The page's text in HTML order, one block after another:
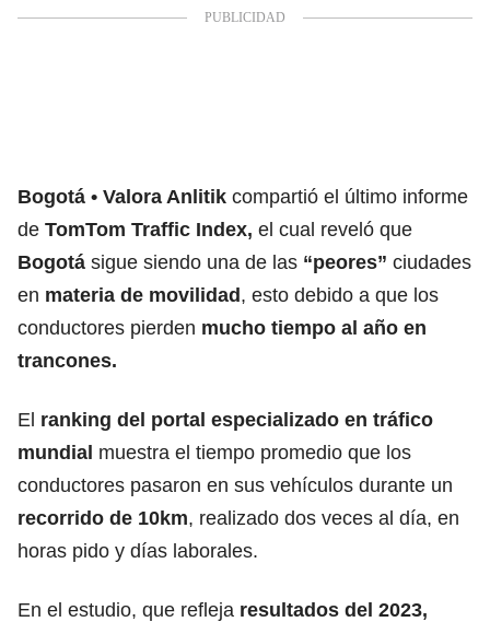
Bogotá Valora Anlitik compartió el último informe
de TomTom Traffic Index, el cual reveló que
Bogotá sigue siendo una de las “peores” ciudades
en materia de movilidad, esto debido a que los
conductores pierden mucho tiempo al año en
trancones.
El ranking del portal especializado en tráfico
mundial muestra el tiempo promedio que los
conductores pasaron en sus vehículos durante un
recorrido de 10km, realizado dos veces al día, en
horas pido y días laborales.
En el estudio, que refleja resultados del 2023,